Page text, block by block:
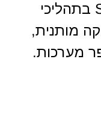
Make. שלבו שליחת SMS בתהליכי
מותנית,
מערכות.